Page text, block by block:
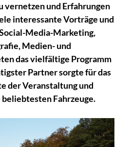
vernetzen und Erfahrungen
interessante Vorträge und
Media-Marketing,
Medien- und
das vielfältige Programm
Partner sorgte für das
der Veranstaltung und
Fahrzeuge.